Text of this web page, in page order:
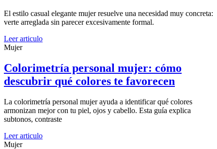
El estilo casual elegante mujer resuelve una necesidad muy concreta:
verte arreglada sin parecer excesivamente formal.
Leer articulo
Mujer
Colorimetría personal mujer: cómo
descubrir qué colores te favorecen
La colorimetría personal mujer ayuda a identificar qué colores
armonizan mejor con tu piel, ojos y cabello. Esta guía explica
subtonos, contraste
Leer articulo
Mujer